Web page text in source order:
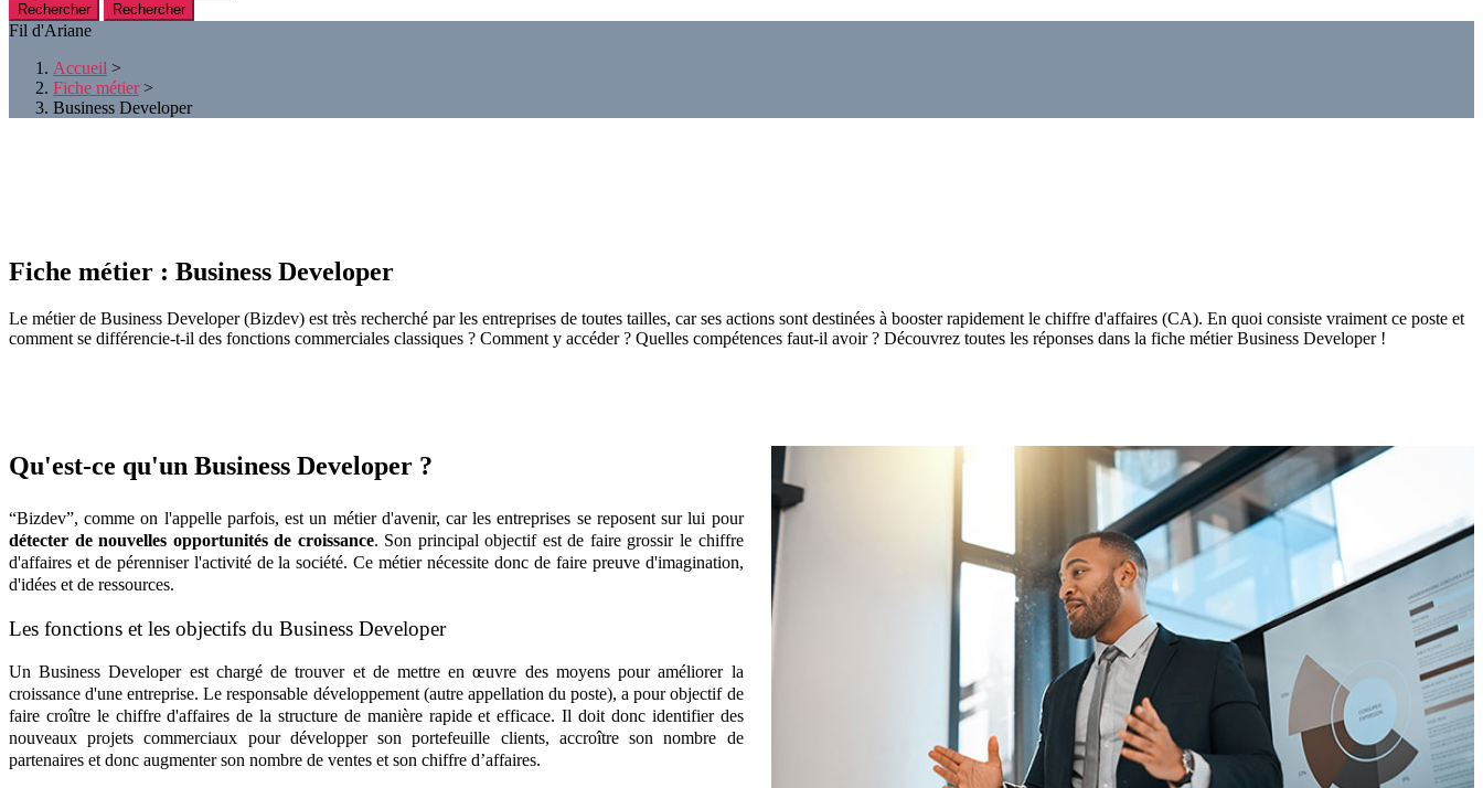
Rechercher
Fil d'Ariane
Accueil >
Fiche métier >
Business Developer
Fiche métier : Business Developer
Le métier de Business Developer (Bizdev) est très recherché par les entreprises de toutes tailles, car ses actions sont destinées à booster rapidement le chiffre d'affaires (CA). En quoi consiste vraiment ce poste et
comment se différencie-t-il des fonctions commerciales classiques ? Comment y accéder ? Quelles compétences faut-il avoir ? Découvrez toutes les réponses dans la fiche métier Business Developer !
Qu'est-ce qu'un Business Developer ?
“Bizdev”, comme on l'appelle parfois, est un métier d'avenir, car les entreprises se reposent sur lui pour
détecter de nouvelles opportunités de croissance. Son principal objectif est de faire grossir le chiffre
d'affaires et de pérenniser l'activité de la société. Ce métier nécessite donc de faire preuve d'imagination,
d'idées et de ressources.
Les fonctions et les objectifs du Business Developer
Un Business Developer est chargé de trouver et de mettre en œuvre des moyens pour améliorer la
croissance d'une entreprise. Le responsable développement (autre appellation du poste), a pour objectif de
faire croître le chiffre d'affaires de la structure de manière rapide et efficace. Il doit donc identifier des
nouveaux projets commerciaux pour développer son portefeuille clients, accroître son nombre de
partenaires et donc augmenter son nombre de ventes et son chiffre d’affaires.